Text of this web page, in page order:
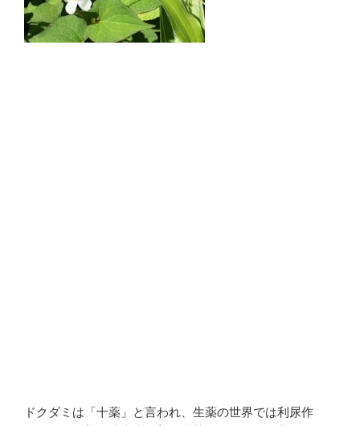
ドクダミは「十薬」と言われ、生薬の世界では利尿作